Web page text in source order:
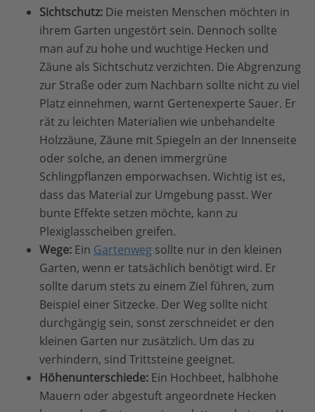
Sichtschutz: Die meisten Menschen möchten in
ihrem Garten ungestört sein. Dennoch sollte
man auf zu hohe und wuchtige Hecken und
Zäune als Sichtschutz verzichten. Die Abgrenzung
zur Straße oder zum Nachbarn sollte nicht zu viel
Platz einnehmen, warnt Gertenexperte Sauer. Er
rät zu leichten Materialien wie unbehandelte
Holzzäune, Zäune mit Spiegeln an der Innenseite
oder solche, an denen immergrüne
Schlingpflanzen emporwachsen. Wichtig ist es,
dass das Material zur Umgebung passt. Wer
bunte Effekte setzen möchte, kann zu
Plexiglasscheiben greifen.
Wege: Ein Gartenweg sollte nur in den kleinen
Garten, wenn er tatsächlich benötigt wird. Er
sollte darum stets zu einem Ziel führen, zum
Beispiel einer Sitzecke. Der Weg sollte nicht
durchgängig sein, sonst zerschneidet er den
kleinen Garten nur zusätzlich. Um das zu
verhindern, sind Trittsteine geeignet.
Höhenunterschiede: Ein Hochbeet, halbhohe
Mauern oder abgestuft angeordnete Hecken